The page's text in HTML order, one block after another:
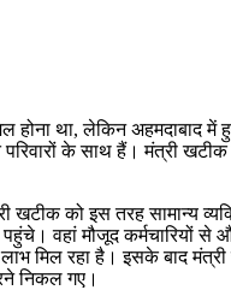
था, लेकिन अहमदाबाद में
के साथ हैं। मंत्री
खटीक को इस तरह सामान्य
वहां मौजूद कर्मचारियों से
मिल रहा है। इसके बाद मंत्री
निकल गए।